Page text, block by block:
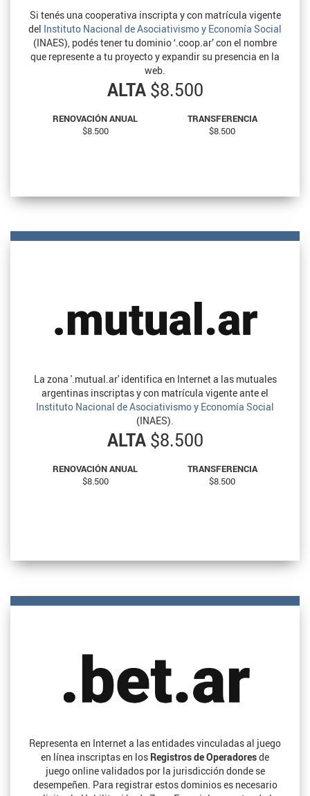
Si tenés una cooperativa inscripta y con matrícula vigente
del Instituto Nacional de Asociativismo y Economía Social
(INAES), podés tener tu dominio ‘.coop.ar’ con el nombre
que represente a tu proyecto y expandir su presencia en la
web.
ALTA$8.500
RENOVACIÓN ANUAL
$8.500
TRANSFERENCIA
$8.500
La zona '.mutual.ar' identifica en Internet a las mutuales
argentinas inscriptas y con matrícula vigente ante el
Instituto Nacional de Asociativismo y Economía Social
(INAES).
ALTA$8.500
RENOVACIÓN ANUAL
$8.500
TRANSFERENCIA
$8.500
Representa en Internet a las entidades vinculadas al juego
en línea inscriptas en los Registros de Operadoresde
juego online validados por la jurisdicción donde se
desempeñen. Para registrar estos dominios es necesario